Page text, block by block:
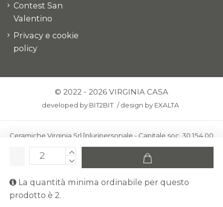
La quantità minima ordinabile per questo
prodotto è 2.
Contest San
Valentino
Privacy e cookie
policy
© 2022 - 2026 VIRGINIA CASA
developed by BIT2BIT /design by EXALTA
Ceramiche Virginia Srl [pluripersonale - Capitale soc. 30.154,00
euro i.v.] - Via Virginio 378 – 50025 Montespertoli, loc. Anselmo
ceramichevirginia@pec.it